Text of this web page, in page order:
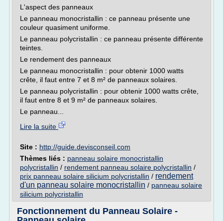
L'aspect des panneaux
Le panneau monocristallin : ce panneau présente une
couleur quasiment uniforme.
Le panneau polycristallin : ce panneau présente différente
teintes.
Le rendement des panneaux
Le panneau monocristallin : pour obtenir 1000 watts
crête, il faut entre 7 et 8 m² de panneaux solaires.
Le panneau polycristallin : pour obtenir 1000 watts crête,
il faut entre 8 et 9 m² de panneaux solaires.
Le panneau...
Lire la suite
Site : http://guide.devisconseil.com
Thèmes liés : panneau solaire monocristallin
polycristallin / rendement panneau solaire polycristallin /
prix panneau solaire silicium polycristallin / rendement
d'un panneau solaire monocristallin / panneau solaire
silicium polycristallin
Fonctionnement du Panneau Solaire -